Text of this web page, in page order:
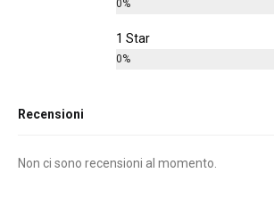
0%
1 Star
0%
Recensioni
Non ci sono recensioni al momento.